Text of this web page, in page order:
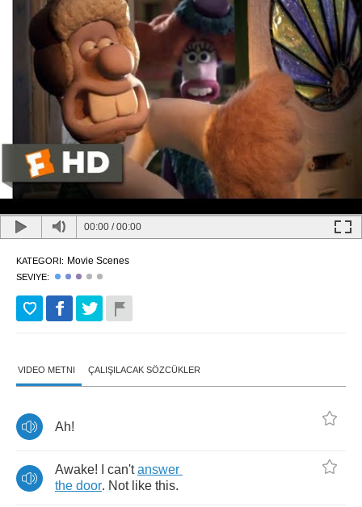
00:00 /00:00
KATEGORI: Movie Scenes
SEVIYE:
VIDEO METNI ÇALIŞILACAK SÖZCÜKLER
Ah!
Awake! can't answer
the door. Not like this.